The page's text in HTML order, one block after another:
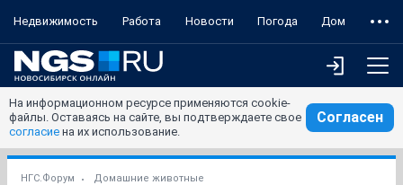
Недвижимость Работа Новости Погода Дом
На информационном ресурсе применяются cookie-
файлы. Оставаясь на сайте, вы подтверждаете свое
согласие на их использование.
Согласен
НГС.Форум Домашние животные